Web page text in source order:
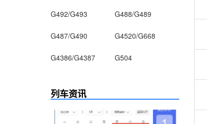
G492/G493 G488/G489
G487/G490 G4520/G668
G4386/G4387 G504
列车资讯